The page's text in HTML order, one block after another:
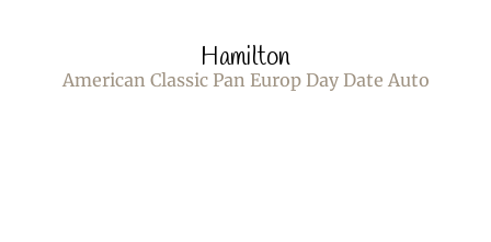
Hamilton
American Classic Pan Europ Day Date Auto